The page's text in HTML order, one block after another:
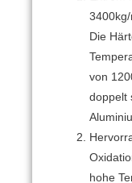
Die
von
doppelt
hohe